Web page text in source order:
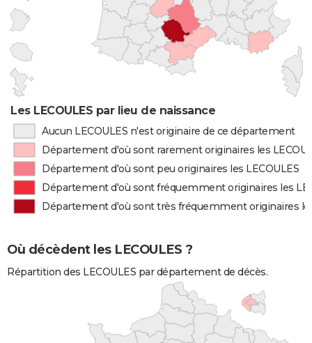
Les LECOULES par lieu de naissance
Aucun LECOULES n'est originaire de ce département
Département d'où sont rarement originaires les
Département d'où sont peu originaires les LECOULES
Département d'où sont fréquemment originaires les
Département d'où sont très fréquemment originaires
Où décèdent les LECOULES ?
Répartition des LECOULES par département de décès.